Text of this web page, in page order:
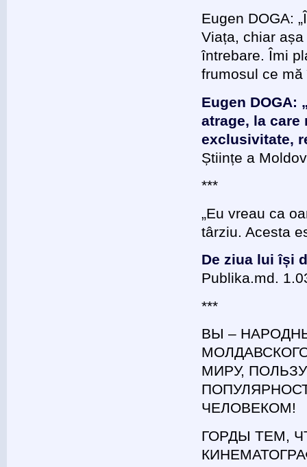
Eugen DOGA:
Viața, chiar
întrebare. Îmi
frumosul ce
Eugen DOGA:
atrage, la care
exclusivitate,
Științe a
***
„Eu vreau ca
târziu. Acesta
De ziua lui își
Publika.md.
***
ВЫ –
МИРУ,
ЧЕЛОВЕКОМ!
ГОРДЫ ТЕМ,